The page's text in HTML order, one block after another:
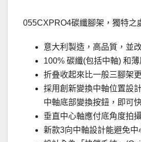
055CXPRO4碳纖腳架，獨特之
意大利製造，高品質，並
100% 碳纖(包括中軸) 和薄
折叠收起來比一般三腳架
採用創新變換中軸位置設
中軸底部變換按鈕，即可
垂直中心軸應付底角度拍
新款3向中軸設計能避免中